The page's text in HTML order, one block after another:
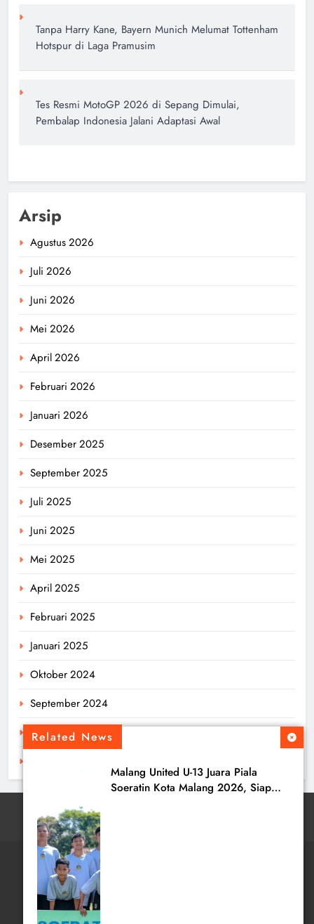
Related News
Malang United U-13 Juara Piala
Soeratin Kota Malang 2026, Siap
Tanpa Harry Kane, Bayern Munich Melumat Tottenham
Hotspur di Laga Pramusim
Tes Resmi MotoGP 2026 di Sepang Dimulai,
Pembalap Indonesia Jalani Adaptasi Awal
Arsip
Agustus 2026
Juli 2026
Juni 2026
Mei 2026
April 2026
Februari 2026
Januari 2026
Desember 2025
September 2025
Juli 2025
Juni 2025
Mei 2025
April 2025
Februari 2025
Januari 2025
Oktober 2024
September 2024
Agustus 2024
tentangbola.com - 2026. All Rights Reserved